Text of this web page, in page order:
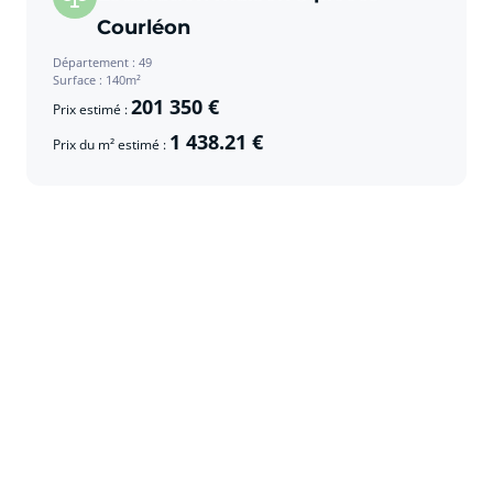
Courléon
Département : 49
Surface : 140m²
Prix estimé :201 350 €
Prix du m² estimé : 1 438.21 €